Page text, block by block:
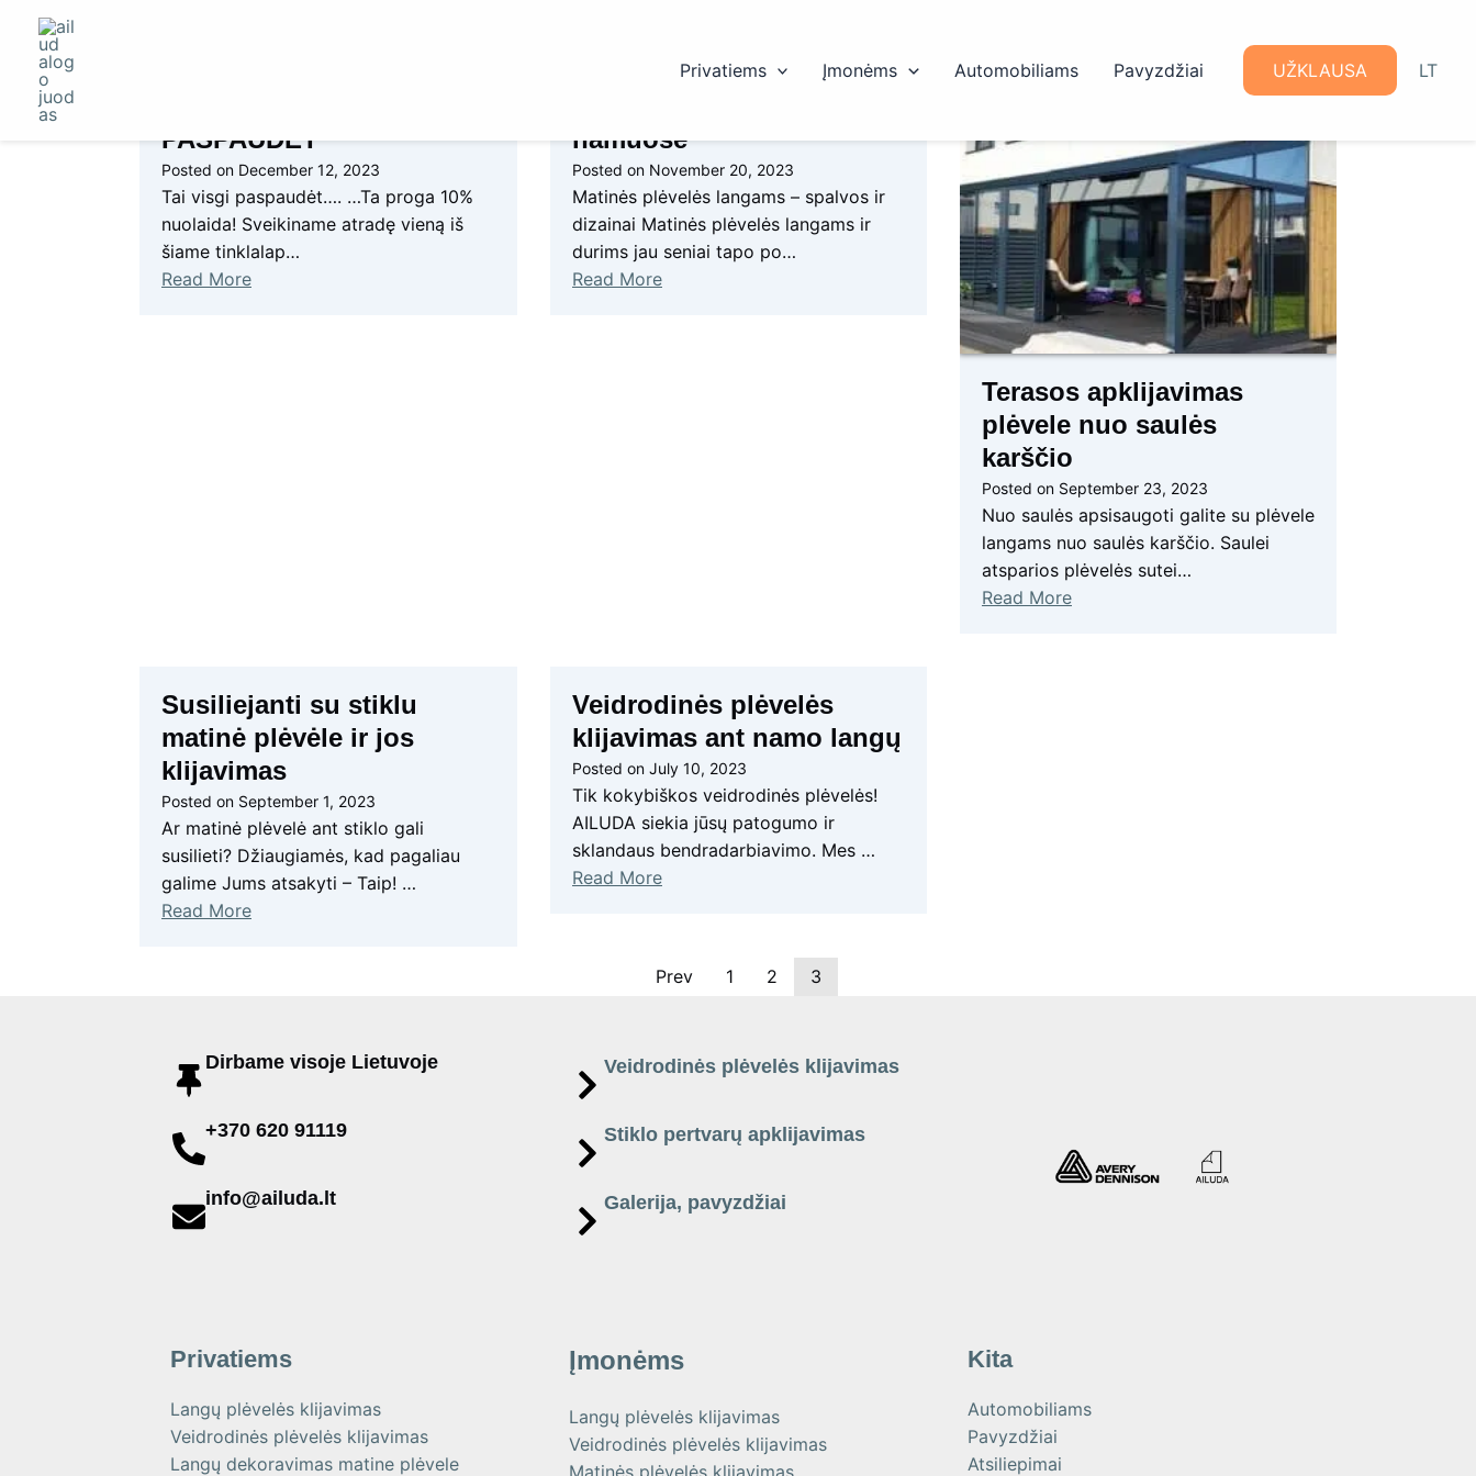
content
Privatiems Įmonėms Automobiliams Pavyzdžiai UŽKLAUSA LT
PASPAUDĖT
Posted on December 12, 2023
Tai visgi paspaudėt…. …Ta proga 10%
nuolaida! Sveikiname atradę vieną iš
šiame tinklalap…
Read More
namuose
Posted on November 20, 2023
Matinės plėvelės langams – spalvos ir
dizainai Matinės plėvelės langams ir
durims jau seniai tapo po…
Read More
Terasos apklijavimas
plėvele nuo saulės
karščio
Posted on September 23, 2023
Nuo saulės apsisaugoti galite su plėvele
langams nuo saulės karščio. Saulei
atsparios plėvelės sutei…
Read More
Susiliejanti su stiklu
matinė plėvėle ir jos
klijavimas
Posted on September 1, 2023
Ar matinė plėvelė ant stiklo gali
susilieti? Džiaugiamės, kad pagaliau
galime Jums atsakyti – Taip! …
Read More
Veidrodinės plėvelės
klijavimas ant namo langų
Posted on July 10, 2023
Tik kokybiškos veidrodinės plėvelės!
AILUDA siekia jūsų patogumo ir
sklandaus bendradarbiavimo. Mes …
Read More
Prev 1 2 3
Dirbame visoje Lietuvoje
+370 620 91119
info@ailuda.lt
Veidrodinės plėvelės klijavimas
Stiklo pertvarų apklijavimas
Galerija, pavyzdžiai
Privatiems
Langų plėvelės klijavimas
Veidrodinės plėvelės klijavimas
Langų dekoravimas matine plėvele
Įmonėms
Langų plėvelės klijavimas
Veidrodinės plėvelės klijavimas
Matinės plėvelės klijavimas
Kita
Automobiliams
Pavyzdžiai
Atsiliepimai